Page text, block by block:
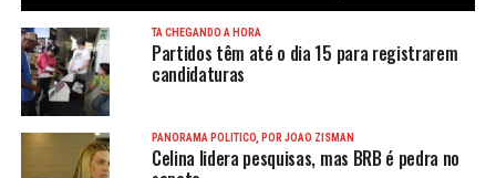
TÁ CHEGANDO A HORA
Partidos têm até o dia 15 para registrarem
candidaturas
PANORAMA POLÍTICO, POR JOÃO ZISMAN
Celina lidera pesquisas, mas BRB é pedra no